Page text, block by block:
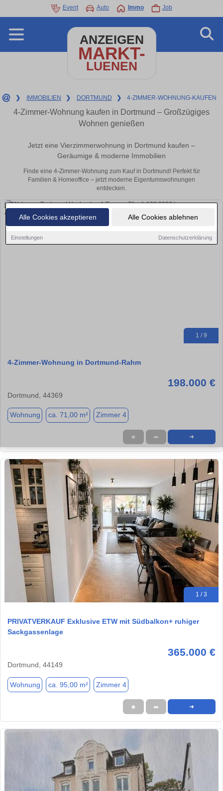
Alle Cookies akzeptieren Alle Cookies ablehnen
Einstellungen Datenschutzerklärung
Event Auto Immo Job
ANZEIGEN
MARKT-
LUENEN
❯ IMMOBILIEN ❯ DORTMUND ❯ 4-ZIMMER-WOHNUNG-KAUFEN
4-Zimmer-Wohnung kaufen in Dortmund – Großzügiges
Wohnen genießen
Jetzt eine Vierzimmerwohnung in Dortmund kaufen –
Geräumige & moderne Immobilien
Finde eine 4-Zimmer-Wohnung zum Kauf in Dortmund! Perfekt für
Familien & Homeoffice – jetzt moderne Eigentumswohnungen
entdecken.
1 / 9
4-Zimmer-Wohnung in Dortmund-Rahm
198.000 €
Dortmund, 44369
Wohnung ca. 71,00 m² Zimmer 4
★ ➦ ➜
1 / 3
PRIVATVERKAUF Exklusive ETW mit Südbalkon+ ruhiger
Sackgassenlage
365.000 €
Dortmund, 44149
Wohnung ca. 95,00 m² Zimmer 4
★ ➦ ➜